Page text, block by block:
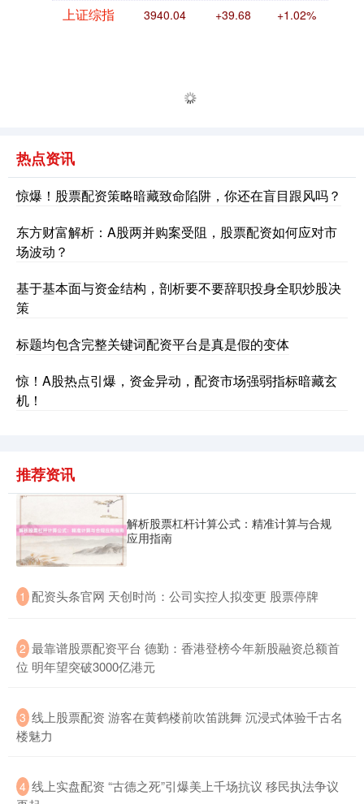
深证成指 14311.01 +200.89 +1.42%
沪深300 4694.44 +43.13 +0.93%
北证50 1134.24
3563.12 +47.56 +1.35%
热点资讯
惊爆！股票配资策略暗藏致命陷阱，你还在盲目跟风吗？
东方财富解析：A股两并购案受阻，股票配资如何应对市
场波动？
基于基本面与资金结构，剖析要不要辞职投身全职炒股决
策
标题均包含完整关键词配资平台是真是假的变体
惊！A股热点引爆，资金异动，配资市场强弱指标暗藏玄
机！
推荐资讯
解析股票杠杆计算公式：精准计算与合规
应用指南
1 ​配资头条官网 天创时尚：公司实控人拟变更 股票停牌
2 ​最靠谱股票配资平台 德勤：香港登榜今年新股融资总额首
位 明年望突破3000亿港元
3 ​线上股票配资 游客在黄鹤楼前吹笛跳舞 沉浸式体验千古名
楼魅力
4 ​线上实盘配资 “古德之死”引爆美上千场抗议 移民执法争议